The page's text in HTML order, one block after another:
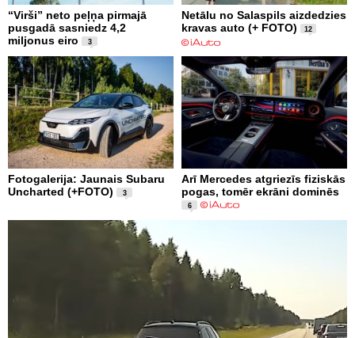
“Virši” neto peļņa pirmajā
pusgadā sasniedz 4,2
miljonus eiro
3
Netālu no Salaspils aizdedzies
kravas auto (+ FOTO)
12
Fotogalerija: Jaunais Subaru
Uncharted (+FOTO)
3
Arī Mercedes atgriezīs fiziskās
pogas, tomēr ekrāni dominēs
6